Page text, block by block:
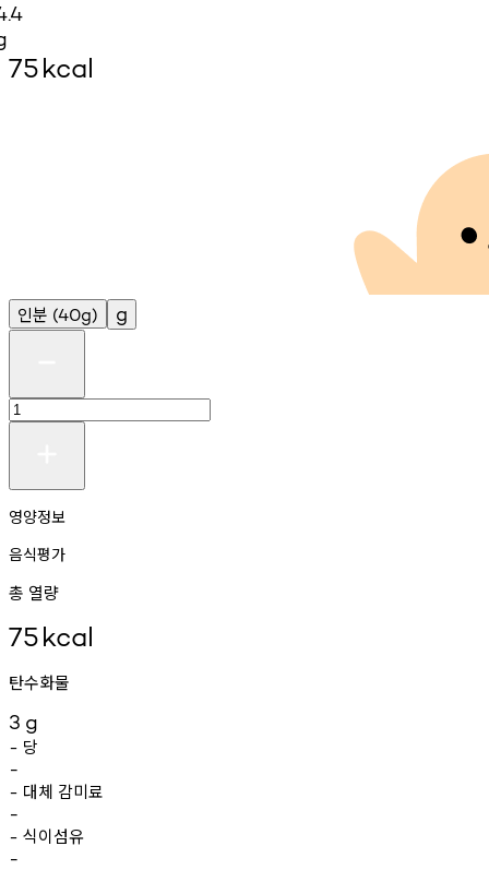
75kcal
인분 (40g) g
영양정보
음식평가
총 열량
75kcal
탄수화물
3 g
- 당
-
- 대체 감미료
-
- 식이섬유
-